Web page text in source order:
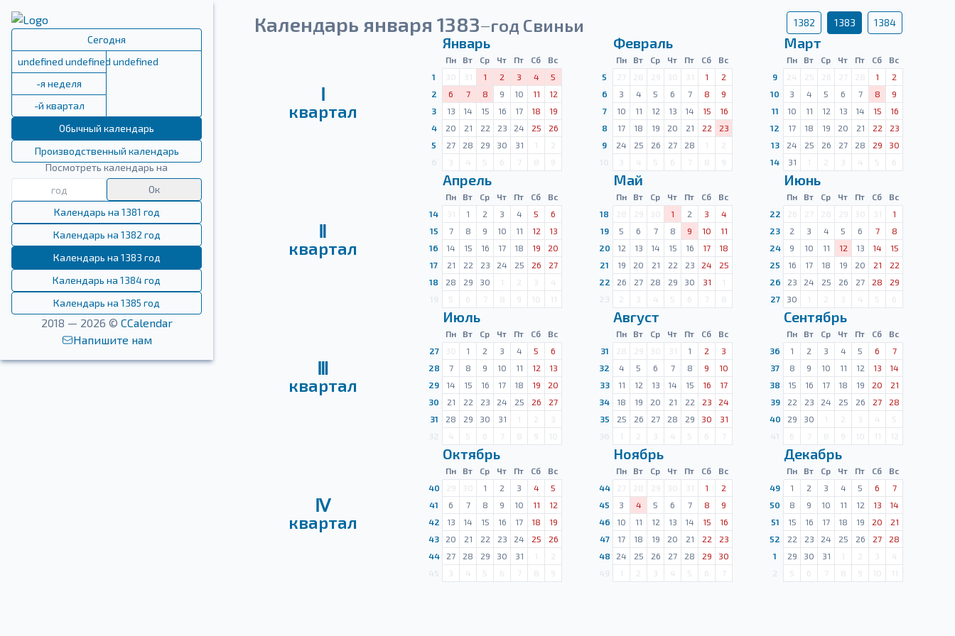
Сегодня
undefined undefined undefined
-я неделя
-й квартал
Обычный календарь
Производственный календарь
Посмотреть календарь на
Ок
Календарь на 1381 год
Календарь на 1382 год
Календарь на 1383 год
Календарь на 1384 год
Календарь на 1385 год
2018 — 2026 © CCalendar
Напишите нам
Календарь января 1383—год Свиньи 1382 1383 1384
Ⅰ
квартал
Январь
Пн Вт Ср Чт Пт Сб
Вс
1
30 31 1 2 3 4
5
2
6 7 8 9 10 11
12
3
13 14 15 16 17 18
19
4
20 21 22 23 24 25
26
5
27 28 29 30 31 1
2
3 4 5 6 7 8 9
Февраль
Пн Вт Ср Чт Пт Сб
Вс
5
27 28 29 30 31 1
2
6
3 4 5 6 7 8
9
7
10 11 12 13 14 15
16
8
17 18 19 20 21 22
23
9
24 25 26 27 28 1
2
3 4 5 6 7 8 9
Март
Пн Вт Ср Чт Пт Сб
Вс
9
24 25 26 27 28 1
2
10
3 4 5 6 7 8
9
11
10 11 12 13 14 15
16
12
17 18 19 20 21 22
23
13
24 25 26 27 28 29
30
14
31 1 2 3 4 5 6
Ⅱ
квартал
Апрель
Пн Вт Ср Чт Пт Сб
Вс
14
31 1 2 3 4 5
6
15
7 8 9 10 11 12
13
16
14 15 16 17 18 19
20
17
21 22 23 24 25 26
27
18
28 29 30 1 2 3
4
5 6 7 8 9 10 11
Май
Пн Вт Ср Чт Пт Сб
Вс
18
28 29 30 1 2 3
4
19
5 6 7 8 9 10
11
20
12 13 14 15 16 17
18
21
19 20 21 22 23 24
25
22
26 27 28 29 30 31
1
2 3 4 5 6 7 8
Июнь
Пн Вт Ср Чт Пт Сб
Вс
22
26 27 28 29 30 31
1
23
2 3 4 5 6 7
8
24
9 10 11 12 13 14
15
25
16 17 18 19 20 21
22
26
23 24 25 26 27 28
29
27
30 1 2 3 4 5 6
Ⅲ
квартал
Июль
Пн Вт Ср Чт Пт Сб
Вс
27
30 1 2 3 4 5
6
28
7 8 9 10 11 12
13
29
14 15 16 17 18 19
20
30
21 22 23 24 25 26
27
31
28 29 30 31 1 2
3
4 5 6 7 8 9 10
Август
Пн Вт Ср Чт Пт Сб
Вс
31
28 29 30 31 1 2
3
32
4 5 6 7 8 9
10
33
11 12 13 14 15 16
17
34
18 19 20 21 22 23
24
35
25 26 27 28 29 30
31
1 2 3 4 5 6 7
Сентябрь
Пн Вт Ср Чт Пт Сб
Вс
36
1 2 3 4 5 6
7
37
8 9 10 11 12 13
14
38
15 16 17 18 19 20
21
39
22 23 24 25 26 27
28
40
29 30 1 2 3 4
5
6 7 8 9 10 11 12
Ⅳ
квартал
Октябрь
Пн Вт Ср Чт Пт Сб
Вс
40
29 30 1 2 3 4
5
41
6 7 8 9 10 11
12
42
13 14 15 16 17 18
19
43
20 21 22 23 24 25
26
44
27 28 29 30 31 1
2
3 4 5 6 7 8 9
Ноябрь
Пн Вт Ср Чт Пт Сб
Вс
44
27 28 29 30 31 1
2
45
3 4 5 6 7 8
9
46
10 11 12 13 14 15
16
47
17 18 19 20 21 22
23
48
24 25 26 27 28 29
30
1 2 3 4 5 6 7
Декабрь
Пн Вт Ср Чт Пт Сб
Вс
49
1 2 3 4 5 6
7
50
8 9 10 11 12 13
14
51
15 16 17 18 19 20
21
52
22 23 24 25 26 27
28
1
29 30 31 1 2 3
4
5 6 7 8 9 10 11